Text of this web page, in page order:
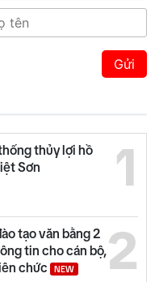
Gửi
1
thủy lợi hồ
Sơn
2
tạo văn bằng 2
tin cho cán bộ,
chức
NEW